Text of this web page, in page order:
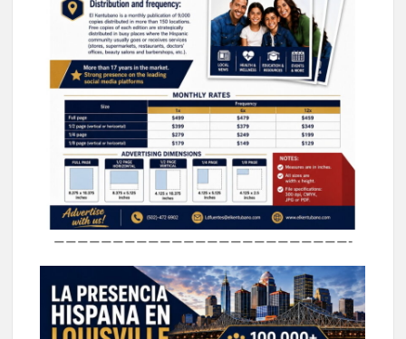
—————————————————————————-